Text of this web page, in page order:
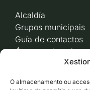
O almacenamento ou
Alcaldía
Grupos municipais
Guía de contactos
Órganos de
Acceso a
xunta de goberno